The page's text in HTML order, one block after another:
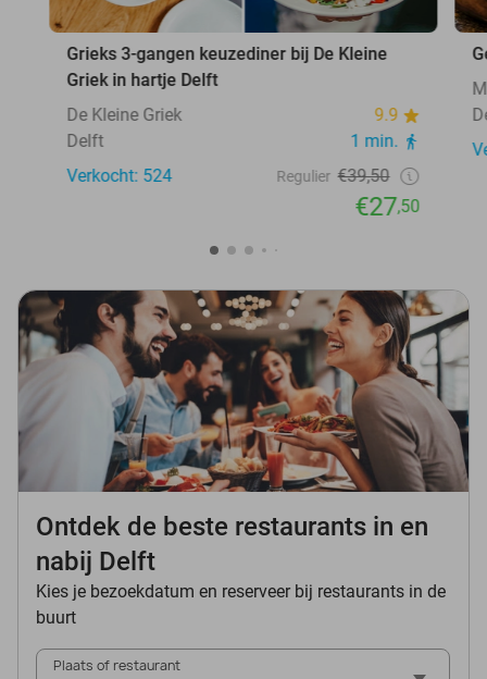
Grieks 3-gangen keuzediner bij De Kleine
Griek in hartje Delft
De Kleine Griek
9.9
Delft
1 min.
Verkocht: 524
Regulier €39,50
€27,50
Ontdek de beste restaurants in en
nabij Delft
Kies je bezoekdatum en reserveer bij restaurants in de
buurt
Plaats of restaurant